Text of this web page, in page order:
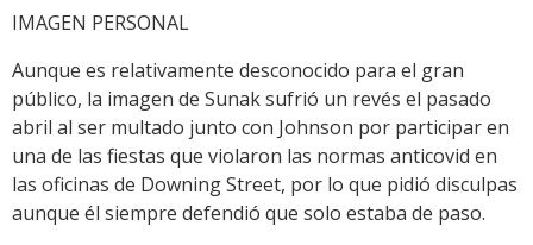
IMAGEN PERSONAL
Aunque es relativamente desconocido para el gran
público, la imagen de Sunak sufrió un revés el pasado
abril al ser multado junto con Johnson por participar en
una de las fiestas que violaron las normas anticovid en
las oficinas de Downing Street, por lo que pidió disculpas
aunque él siempre defendió que solo estaba de paso.